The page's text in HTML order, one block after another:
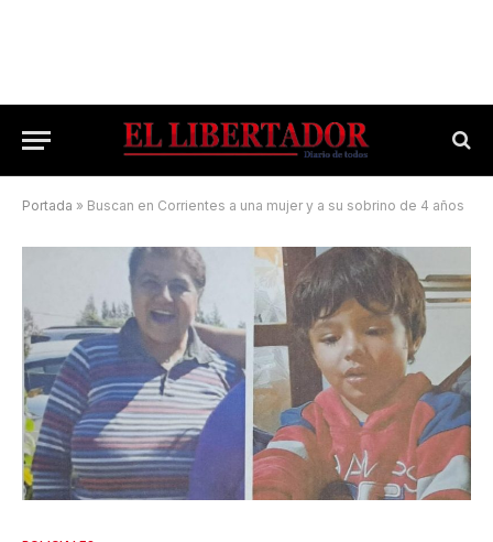
Portada » Buscan en Corrientes a una mujer y a su sobrino de 4 años